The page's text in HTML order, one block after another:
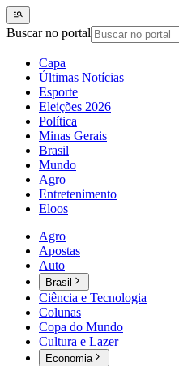
Buscar no portal
Capa
Últimas Notícias
Esporte
Eleições 2026
Política
Minas Gerais
Brasil
Mundo
Agro
Entretenimento
Eloos
Agro
Apostas
Auto
Brasil
Ciência e Tecnologia
Colunas
Copa do Mundo
Cultura e Lazer
Economia